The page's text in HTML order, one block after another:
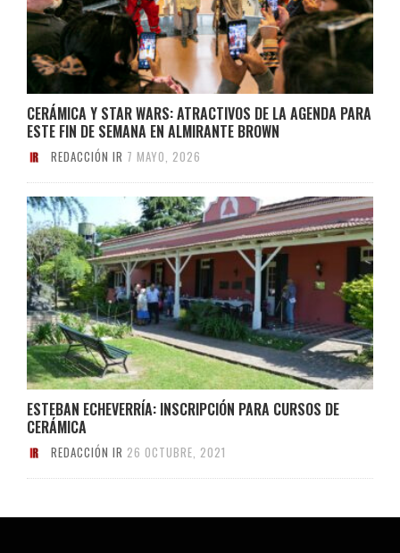
CERÁMICA Y STAR WARS: ATRACTIVOS DE LA AGENDA PARA
ESTE FIN DE SEMANA EN ALMIRANTE BROWN
REDACCIÓN IR 7 MAYO, 2026
ESTEBAN ECHEVERRÍA: INSCRIPCIÓN PARA CURSOS DE
CERÁMICA
REDACCIÓN IR 26 OCTUBRE, 2021